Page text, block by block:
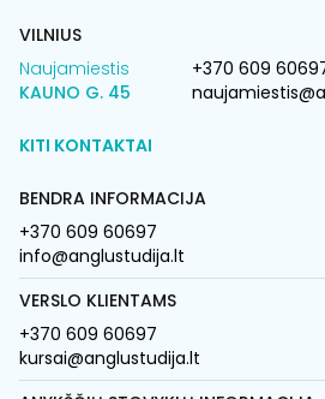
VILNIUS
Naujamiestis
KAUNO G. 45
+370 609
KITI KONTAKTAI
BENDRA INFORMACIJA
+370 609 60697
info@anglustudija.lt
VERSLO KLIENTAMS
+370 609 60697
kursai@anglustudija.lt